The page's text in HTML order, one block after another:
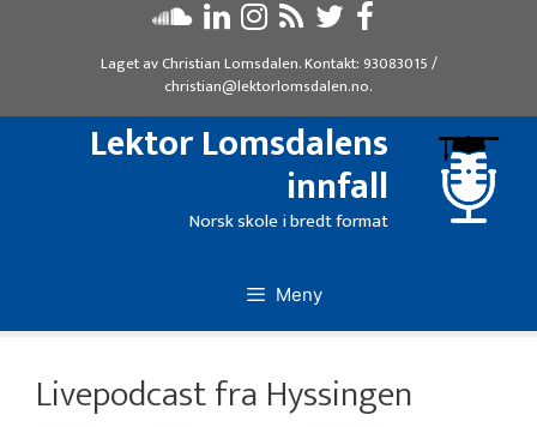
Laget avChristian Lomsdalen. Kontakt: 93083015/
christian@lektorlomsdalen.no.
Lektor Lomsdalens
innfall
Norsk skole i bredt format
Meny
Livepodcast fra Hyssingen